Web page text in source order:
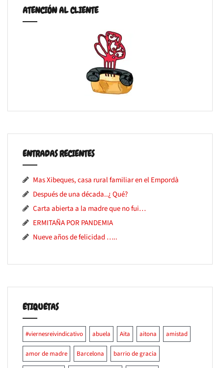
ATENCIÓN AL CLIENTE
ENTRADAS RECIENTES
Mas Xibeques, casa rural familiar en el Empordà
Después de una década..¿ Qué?
Carta abierta a la madre que no fui…
ERMITAÑA POR PANDEMIA
Nueve años de felicidad …..
ETIQUETAS
#viernesreivindicativo abuela Aita aitona amistad
amor de madre Barcelona barrio de gracia